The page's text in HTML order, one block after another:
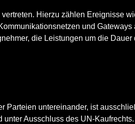
Hierzu zählen Ereignisse
und
die Leistungen um die
Parteien untereinander, ist
Ausschluss des UN-